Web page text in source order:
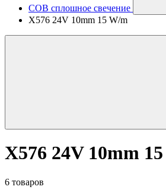
COB сплошное свечение
X576 24V 10mm 15 W/m
X576 24V 10mm
6 товаров